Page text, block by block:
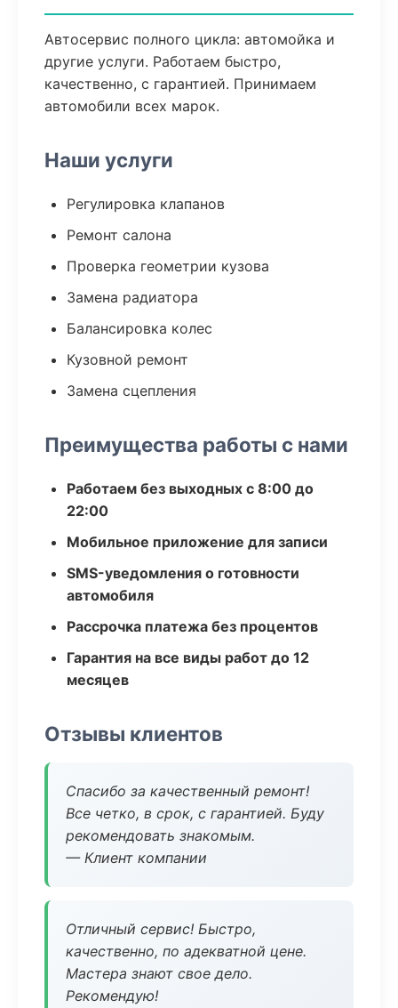
Автосервис полного цикла: автомойка и
другие услуги. Работаем быстро,
качественно, с гарантией. Принимаем
автомобили всех марок.
Наши услуги
Регулировка клапанов
Ремонт салона
Проверка геометрии кузова
Замена радиатора
Балансировка колес
Кузовной ремонт
Замена сцепления
Преимущества работы с нами
Работаем без выходных с 8:00 до
22:00
Мобильное приложение для записи
SMS-уведомления о готовности
автомобиля
Рассрочка платежа без процентов
Гарантия на все виды работ до 12
месяцев
Отзывы клиентов
Спасибо за качественный ремонт!
Все четко, в срок, с гарантией. Буду
рекомендовать знакомым.
— Клиент компании
Отличный сервис! Быстро,
качественно, по адекватной цене.
Мастера знают свое дело.
Рекомендую!